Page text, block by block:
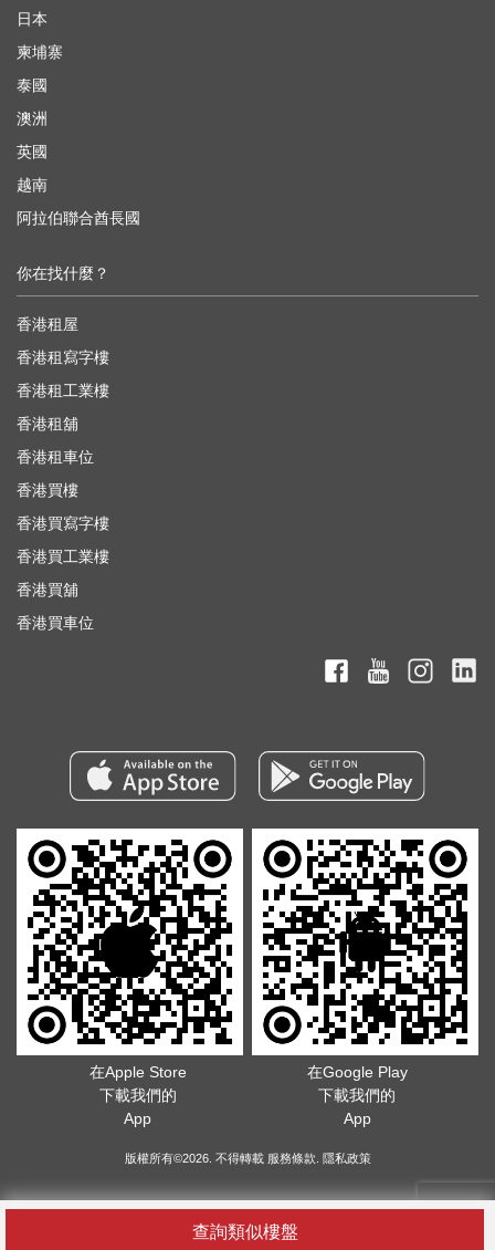
查詢類似樓盤
日本
柬埔寨
泰國
澳洲
英國
越南
阿拉伯聯合酋長國
你在找什麼？
香港租屋
香港租寫字樓
香港租工業樓
香港租舖
香港租車位
香港買樓
香港買寫字樓
香港買工業樓
香港買舖
香港買車位
在Apple Store
下載我們的
App
在Google Play
下載我們的
App
版權所有©2026. 不得轉載 服務條款 隱私政策